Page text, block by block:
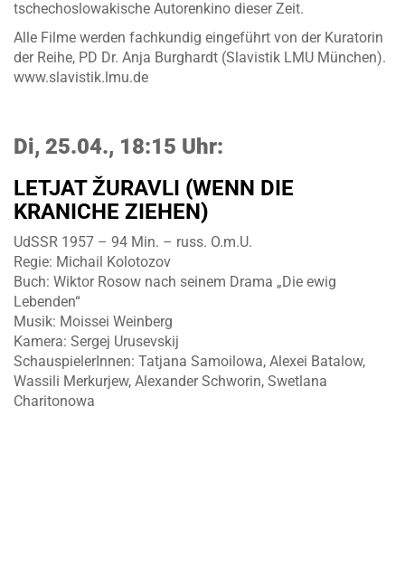
tschechoslowakische Autorenkino dieser Zeit.
Alle Filme werden fachkundig eingeführt von der Kuratorin
der Reihe, PD Dr. Anja Burghardt (Slavistik LMU München).
www.slavistik.lmu.de
Di, 25.04., 18:15 Uhr:
LETJAT ŽURAVLI (WENN DIE
KRANICHE ZIEHEN)
UdSSR 1957 – 94 Min. – russ. O.m.U.
Regie: Michail Kolotozov
Buch: Wiktor Rosow nach seinem Drama „Die ewig
Lebenden“
Musik: Moissei Weinberg
Kamera: Sergej Urusevskij
SchauspielerInnen: Tatjana Samoilowa, Alexei Batalow,
Wassili Merkurjew, Alexander Schworin, Swetlana
Charitonowa